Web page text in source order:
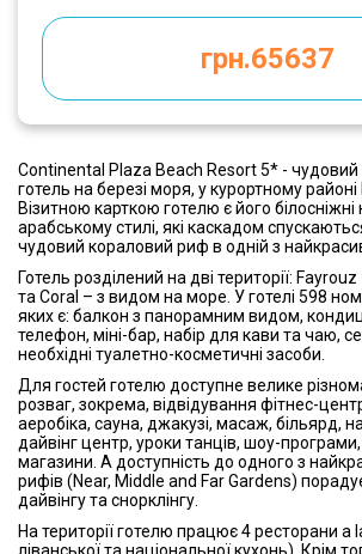
грн.65637
Continental Plaza Beach Resort 5* - чудовий
готель на березі моря, у курортному
Візитною карткою готелю є його білосніжні
арабському стилі, які каскадом
чудовий кораловий риф в одній з
Готель розділений на дві території:
та Coral – з видом на море. У готелі 598
яких є: балкон з панорамним видом,
телефон, міні-бар, набір для кави та чаю,
необхідні туалетно-косметичні засоби.
Для гостей готелю доступне велике
розваг, зокрема, відвідування фітнес-
аеробіка, сауна, джакузі, масаж, більярд,
дайвінг центр, уроки танців, шоу-програми,
магазини. А доступність до одного з
рифів (Near, Middle and Far Gardens)
дайвінгу та снорклінгу.
На території готелю працює 4 ресторани a
ліванської та національної кухонь). Крім